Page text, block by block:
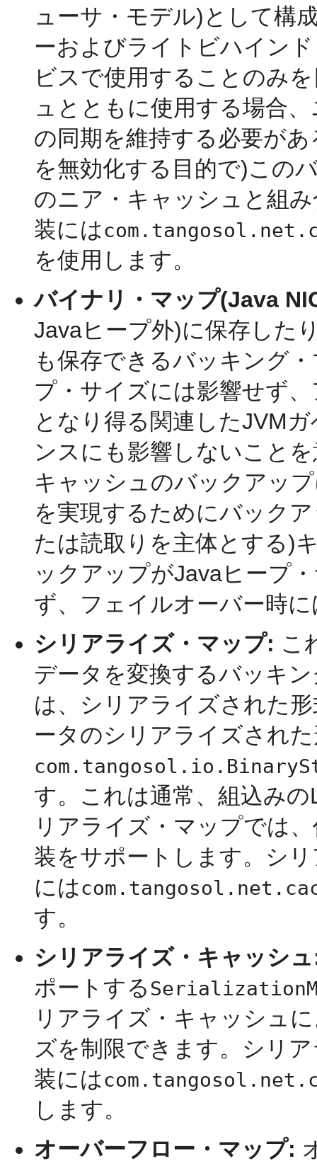
ューサ・モデル)として構
ーおよびライトビハイン
ビスで使用することのみ
ュとともに使用する場合
の同期を維持する必要が
を無効化する目的で)この
のニア・キャッシュと組
装には
を使用します。
バイナリ・マップ(Java
Javaヒープ外)に保存した
も保存できるバッキング
プ・サイズには影響せず
となり得る関連したJVM
ンスにも影響しないこと
キャッシュのバックアッ
を実現するためにバック
たは読取りを主体とする)
ックアップがJavaヒープ
ず、フェイルオーバー時
シリアライズ・マップ: こ
データを変換するバッキ
は、シリアライズされた
ータのシリアライズされ
す。これは通常、組込み
リアライズ・マップでは
装をサポートします。シ
には
す。
シリアライズ・キャッシ
ポートする
リアライズ・キャッシュ
ズを制限できます。シリ
装には
します。
オーバーフロー・マップ: